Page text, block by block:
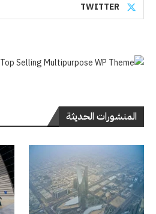
TWITTER
المنشورات الحديثة